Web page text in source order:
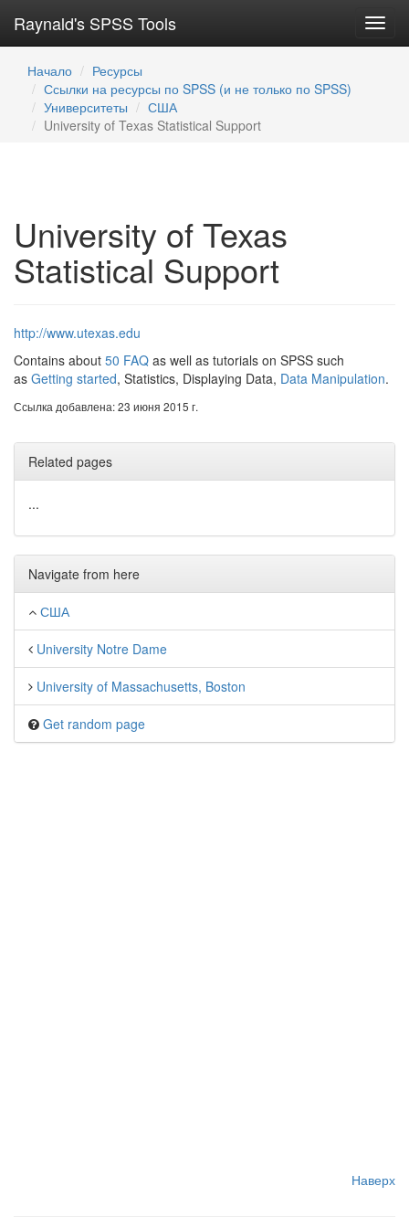
Raynald's SPSS Tools
Начало
Ресурсы
Ссылки на ресурсы по SPSS (и не только по SPSS)
Университеты
США
University of Texas Statistical Support
University of Texas
Statistical Support
http://www.utexas.edu
Contains about 50 FAQ as well as tutorials on SPSS such
as Getting started, Statistics, Displaying Data, Data Manipulation.
Ссылка добавлена: 23 июня 2015 г.
Related pages
...
Navigate from here
США
University Notre Dame
University of Massachusetts, Boston
Get random page
Наверх